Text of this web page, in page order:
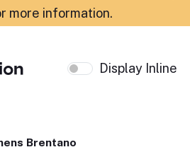
more information.
Display Inline
Brentano